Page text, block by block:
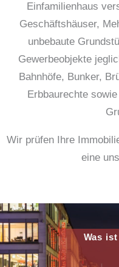
Einfamilienhaus
Geschäftshäuser,
unbebaute
Gewerbeobjekte
Bahnhöfe, Bunker,
Erbbaurechte
Wir prüfen Ihre
eine
Was